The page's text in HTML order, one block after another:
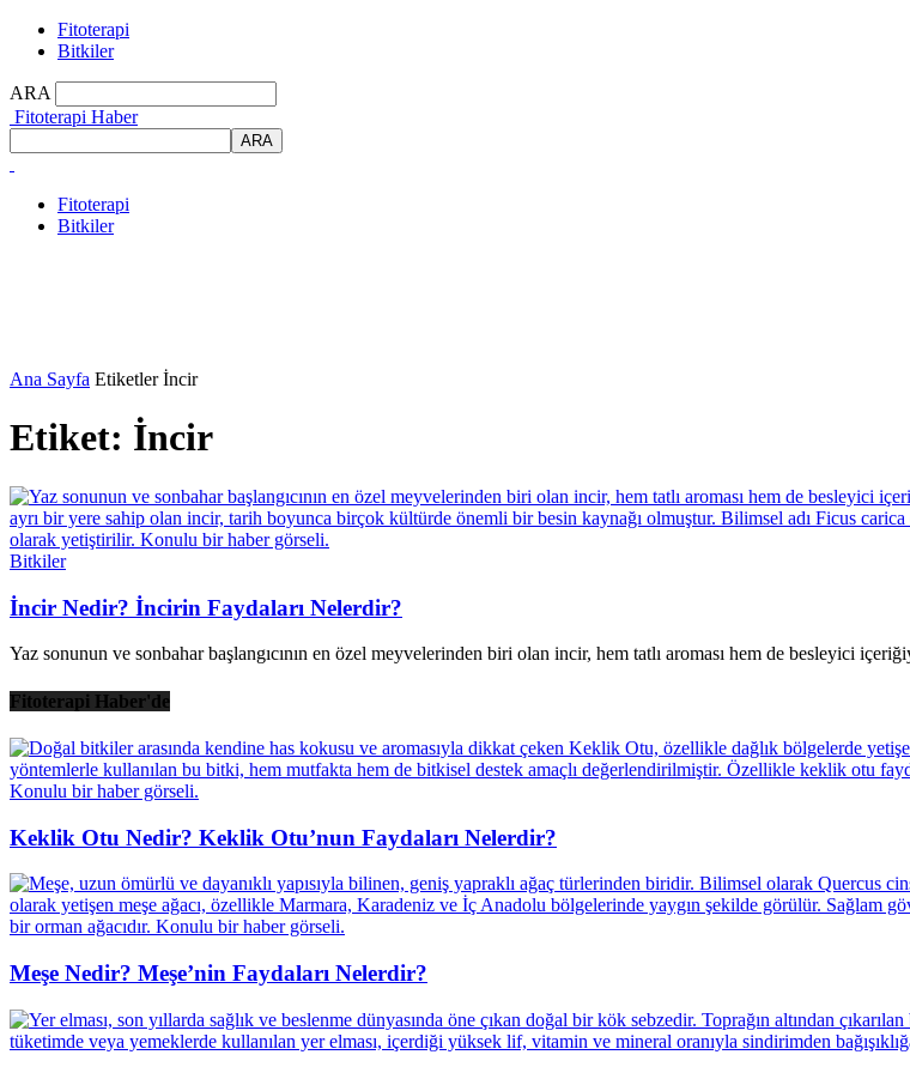
Fitoterapi
Bitkiler
ARA
Fitoterapi Haber
Fitoterapi
Bitkiler
Ana Sayfa Etiketler İncir
Etiket: İncir
Bitkiler
İncir Nedir? İncirin Faydaları Nelerdir?
Yaz sonunun ve sonbahar başlangıcının en özel meyvelerinden biri olan incir, hem tatlı aroması hem de besleyici
Fitoterapi Haber'de
Keklik Otu Nedir? Keklik Otu’nun Faydaları Nelerdir?
Meşe Nedir? Meşe’nin Faydaları Nelerdir?